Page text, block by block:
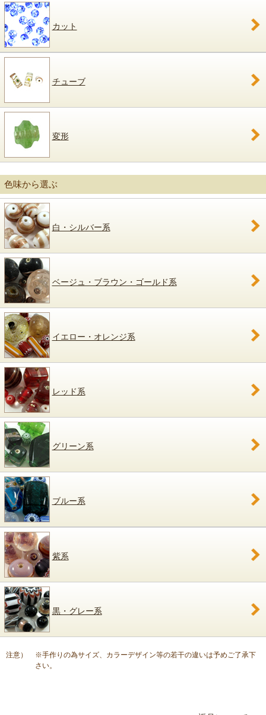
カット
チューブ
変形
色味から選ぶ
白・シルバー系
ベージュ・ブラウン・ゴールド系
イエロー・オレンジ系
レッド系
グリーン系
ブルー系
紫系
黒・グレー系
注意）
※手作りの為サイズ、カラーデザイン等の若干の違いは予めご了承下
さい。